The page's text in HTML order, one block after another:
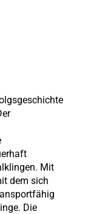
Mit
dem sich
Die